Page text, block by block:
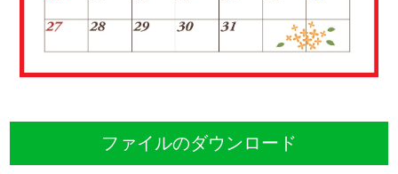
ファイルのダウンロード